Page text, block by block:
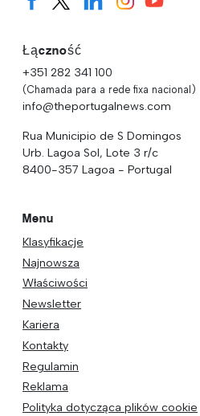
Łączność
+351 282 341 100
(Chamada para a rede fixa nacional)
info@theportugalnews.com
Rua Municipio de S Domingos
Urb. Lagoa Sol, Lote 3 r/c
8400-357 Lagoa - Portugal
Menu
Klasyfikacje
Najnowsza
Właściwości
Newsletter
Kariera
Kontakty
Regulamin
Reklama
Polityka dotycząca plików cookie